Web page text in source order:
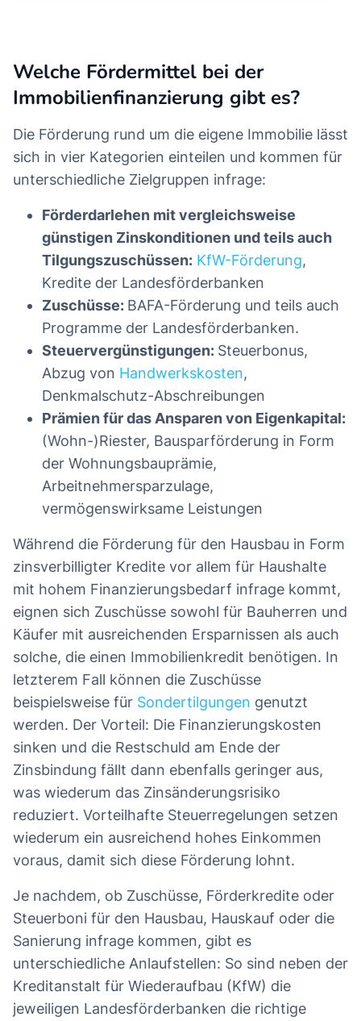
Welche Fördermittel bei der
Immobilienfinanzierung gibt es?
Die Förderung rund um die eigene Immobilie lässt
sich in vier Kategorien einteilen und kommen für
unterschiedliche Zielgruppen infrage:
Förderdarlehen mit vergleichsweise
günstigen Zinskonditionen und teils auch
Tilgungszuschüssen: KfW-Förderung,
Kredite der Landesförderbanken
Zuschüsse: BAFA-Förderung und teils auch
Programme der Landesförderbanken.
Steuervergünstigungen: Steuerbonus,
Abzug von Handwerkskosten,
Denkmalschutz-Abschreibungen
Prämien für das Ansparen von Eigenkapital:
(Wohn-)Riester, Bausparförderung in Form
der Wohnungsbauprämie,
Arbeitnehmersparzulage,
vermögenswirksame Leistungen
Während die Förderung für den Hausbau in Form
zinsverbilligter Kredite vor allem für Haushalte
mit hohem Finanzierungsbedarf infrage kommt,
eignen sich Zuschüsse sowohl für Bauherren und
Käufer mit ausreichenden Ersparnissen als auch
solche, die einen Immobilienkredit benötigen. In
letzterem Fall können die Zuschüsse
beispielsweise für Sondertilgungen genutzt
werden. Der Vorteil: Die Finanzierungskosten
sinken und die Restschuld am Ende der
Zinsbindung fällt dann ebenfalls geringer aus,
was wiederum das Zinsänderungsrisiko
reduziert. Vorteilhafte Steuerregelungen setzen
wiederum ein ausreichend hohes Einkommen
voraus, damit sich diese Förderung lohnt.
Je nachdem, ob Zuschüsse, Förderkredite oder
Steuerboni für den Hausbau, Hauskauf oder die
Sanierung infrage kommen, gibt es
unterschiedliche Anlaufstellen: So sind neben der
Kreditanstalt für Wiederaufbau (KfW) die
jeweiligen Landesförderbanken die richtige